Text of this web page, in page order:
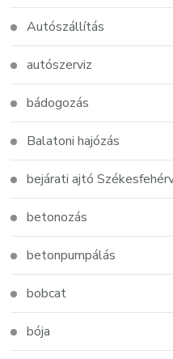
Autószállítás
autószerviz
bádogozás
Balatoni hajózás
bejárati ajtó
betonozás
betonpumpálás
bobcat
bója